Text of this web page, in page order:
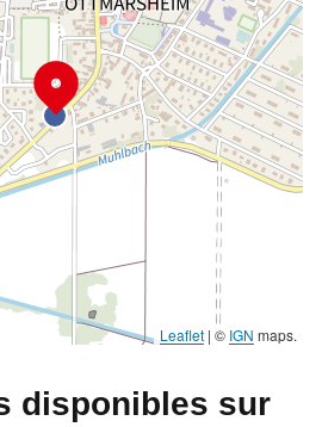
Leaflet | © IGN maps.
disponibles sur